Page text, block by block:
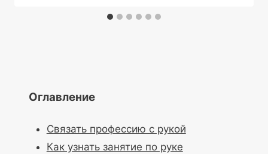
Оглавление
Связать профессию с рукой
Как узнать занятие по руке